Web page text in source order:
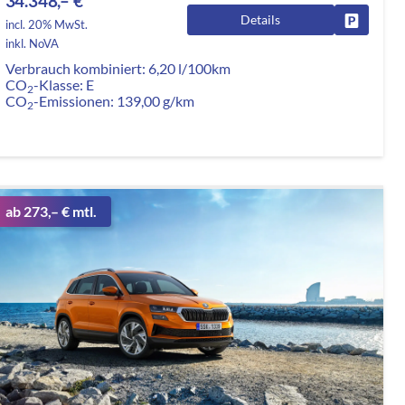
incl. 20% MwSt.
inkl. NoVA
Details
Verbrauch kombiniert: 6,20 l/100km
CO2-Klasse: E
CO2-Emissionen: 139,00 g/km
ab 273,– € mtl.